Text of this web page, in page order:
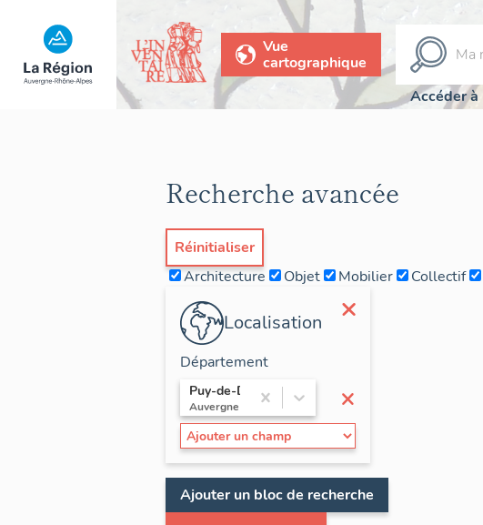
Vue
cartographique
Accéder à
Recherche avancée
Réinitialiser
Architecture
Objet Mobilier Collectif
×
Localisation
×
Département
Puy-de-Dôme
Auvergne
Ajouter un bloc de recherche